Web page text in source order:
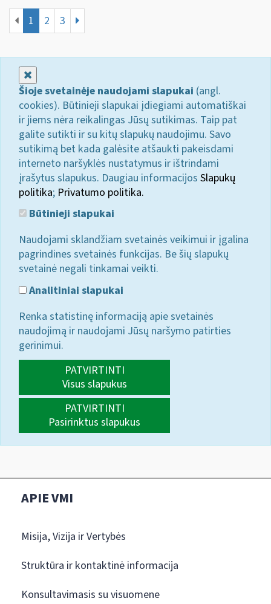
1 2 3
Šioje svetainėje naudojami slapukai (angl.
cookies). Būtinieji slapukai įdiegiami automatiškai
ir jiems nėra reikalingas Jūsų sutikimas. Taip pat
galite sutikti ir su kitų slapukų naudojimu. Savo
sutikimą bet kada galėsite atšaukti pakeisdami
interneto naršyklės nustatymus ir ištrindami
įrašytus slapukus. Daugiau informacijos Slapukų
politika; Privatumo politika.
Būtinieji slapukai
Naudojami sklandžiam svetainės veikimui ir įgalina
pagrindines svetainės funkcijas. Be šių slapukų
svetainė negali tinkamai veikti.
Analitiniai slapukai
Renka statistinę informaciją apie svetainės
naudojimą ir naudojami Jūsų naršymo patirties
gerinimui.
PATVIRTINTI
Visus slapukus
PATVIRTINTI
Pasirinktus slapukus
APIE VMI
Misija, Vizija ir Vertybės
Struktūra ir kontaktinė informacija
Konsultavimasis su visuomene